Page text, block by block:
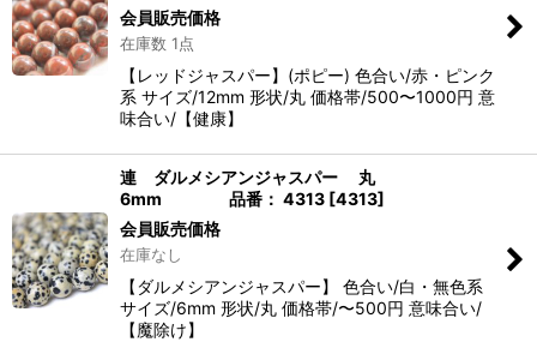
会員販売価格
在庫数 1点
【レッドジャスパー】(ポピー) 色合い/赤・ピンク
系 サイズ/12mm 形状/丸 価格帯/500〜1000円 意
味合い/【健康】
連 ダルメシアンジャスパー 丸
6mm 品番： 4313 [4313]
会員販売価格
在庫なし
【ダルメシアンジャスパー】 色合い/白・無色系
サイズ/6mm 形状/丸 価格帯/〜500円 意味合い/
【魔除け】